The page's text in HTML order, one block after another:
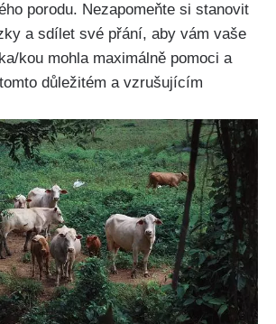
porodu.⁣ Nezapomeňte si stanovit
a sdílet své přání, aby vám vaše
kou mohla maximálně pomoci a
důležitém a vzrušujícím